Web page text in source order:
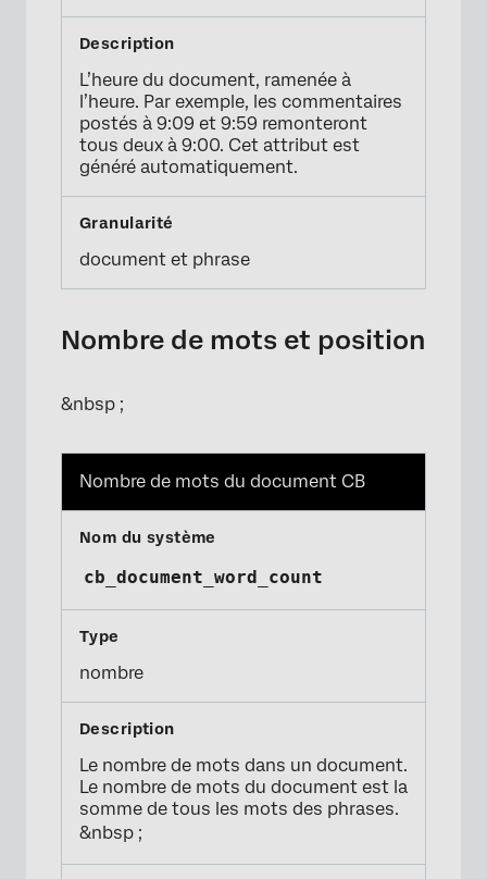
L’heure du document, ramenée à
l’heure. Par exemple, les commentaires
postés à 9:09 et 9:59 remonteront
tous deux à 9:00. Cet attribut est
généré automatiquement.
document et phrase
Nombre de mots et position
&nbsp ;
Nombre de mots du document CB
cb_document_word_count
nombre
Le nombre de mots dans un document.
Le nombre de mots du document est la
somme de tous les mots des phrases.
&nbsp ;